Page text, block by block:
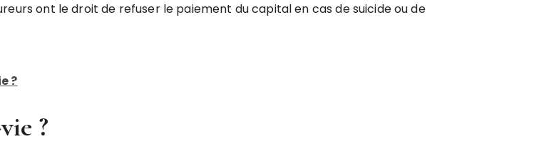
ont le droit de refuser le paiement du capital en cas de suicide ou de
?
?